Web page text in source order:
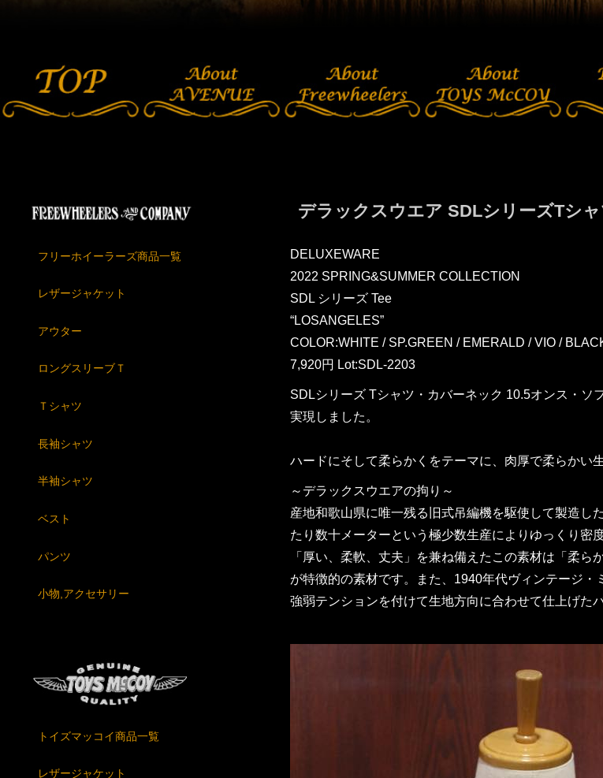
デラックスウエア SDLシリーズTシ
DELUXEWARE
2022 SPRING&SUMMER COLLECTION
SDL シリーズ Tee
“LOSANGELES”
COLOR:WHITE / SP.GREEN / EMERALD / VIO /
7,920円 Lot:SDL-2203
SDLシリーズ Tシャツ・カバーネック 10.5オンス・
実現しました。
ハードにそして柔らかくをテーマに、肉厚で柔らかい
～デラックスウエアの拘り～
産地和歌山県に唯一残る旧式吊編機を駆使して製造し
たり数十メーターという極少数生産によりゆっくり密
「厚い、柔軟、丈夫」を兼ね備えたこの素材は「柔
が特徴的の素材です。また、1940年代ヴィンテージ
強弱テンションを付けて生地方向に合わせて仕上げた
フリーホイーラーズ商品一覧
レザージャケット
アウター
ロングスリーブＴ
Ｔシャツ
長袖シャツ
半袖シャツ
ベスト
パンツ
小物,アクセサリー
トイズマッコイ商品一覧
レザージャケット